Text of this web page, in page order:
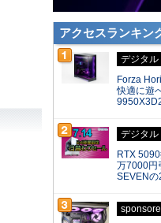
アクセスランキン
デジタル
Forza
快適に遊
デジタル
RTX
万7000
SEVEN